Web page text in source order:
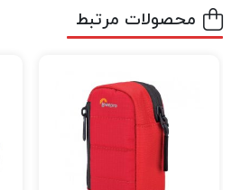
محصولات مرتبط